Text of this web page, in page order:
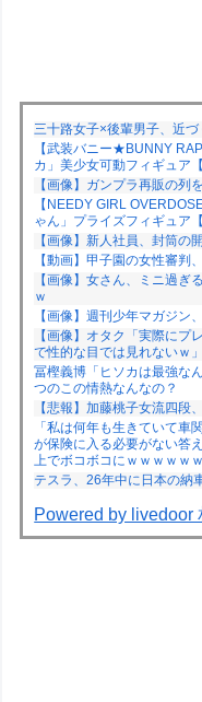
三十路女子×後輩男子、近
【武装バニー★BUNNY
カ」美少女可動フィギュア
【画像】ガンプラ再販の列
【NEEDY GIRL
ゃん」プライズフィギュア
【画像】新人社員、封筒の
【動画】甲子園の女性審判
【画像】女さん、ミニ過ぎ
ｗ
【画像】週刊少年マガジン
【画像】オタク「実際にプ
で性的な目では見れないｗ
冨樫義博「ヒソカは最強な
つのこの情熱なんなの？
【悲報】加藤桃子女流四
「私は何年も生きていて車
が保険に入る必要がない答
上でボコボコにｗｗｗｗｗ
テスラ、26年中に日本の
Powered by livedoor